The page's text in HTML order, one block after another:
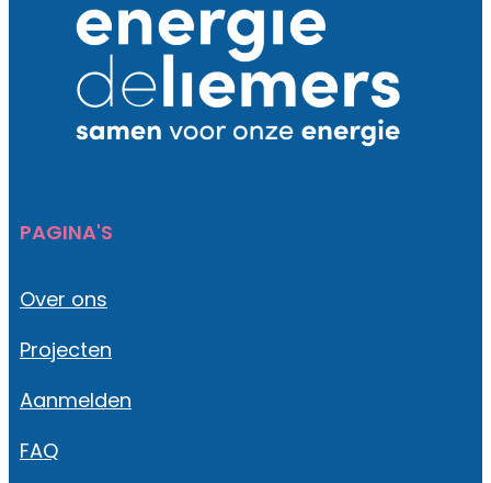
PAGINA'S
Over ons
Projecten
Aanmelden
FAQ